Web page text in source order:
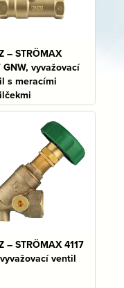
– STRÖMAX
GNW, vyvažovací
s meracími
– STRÖMAX 4117
ventil